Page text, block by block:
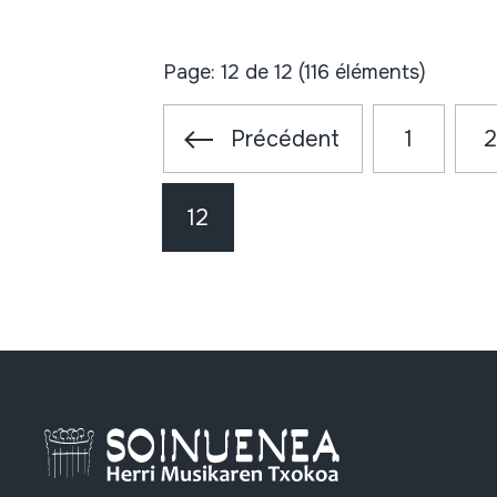
Page: 12 de 12 (116 éléments)
Précédent 1 2
12